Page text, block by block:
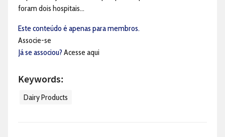
foram dois hospitais...
Este conteúdo é apenas para membros.
Associe-se
Já se associou? Acesse aqui
Keywords:
Dairy Products